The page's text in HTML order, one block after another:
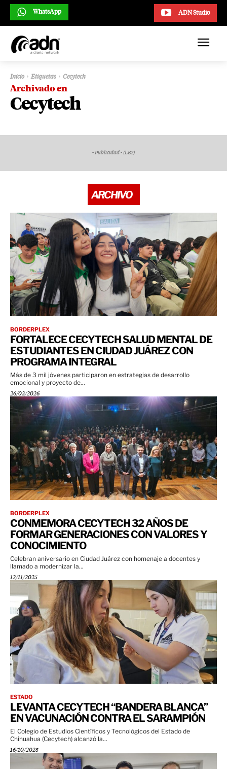
ADN Studio
WhatsApp
Inicio Etiquetas Cecytech
Archivado en
Cecytech
- Publicidad - (LB2)
ARCHIVO
BORDERPLEX
FORTALECE CECYTECH SALUD MENTAL DE
ESTUDIANTES EN CIUDAD JUÁREZ CON
PROGRAMA INTEGRAL
Más de 3 mil jóvenes participaron en estrategias de desarrollo
emocional y proyecto de...
26/03/2026
BORDERPLEX
CONMEMORA CECYTECH 32 AÑOS DE
FORMAR GENERACIONES CON VALORES Y
CONOCIMIENTO
Celebran aniversario en Ciudad Juárez con homenaje a docentes y
llamado a modernizar la...
12/11/2025
ESTADO
LEVANTA CECYTECH “BANDERA BLANCA”
EN VACUNACIÓN CONTRA EL SARAMPIÓN
El Colegio de Estudios Científicos y Tecnológicos del Estado de
Chihuahua (Cecytech) alcanzó la...
16/10/2025